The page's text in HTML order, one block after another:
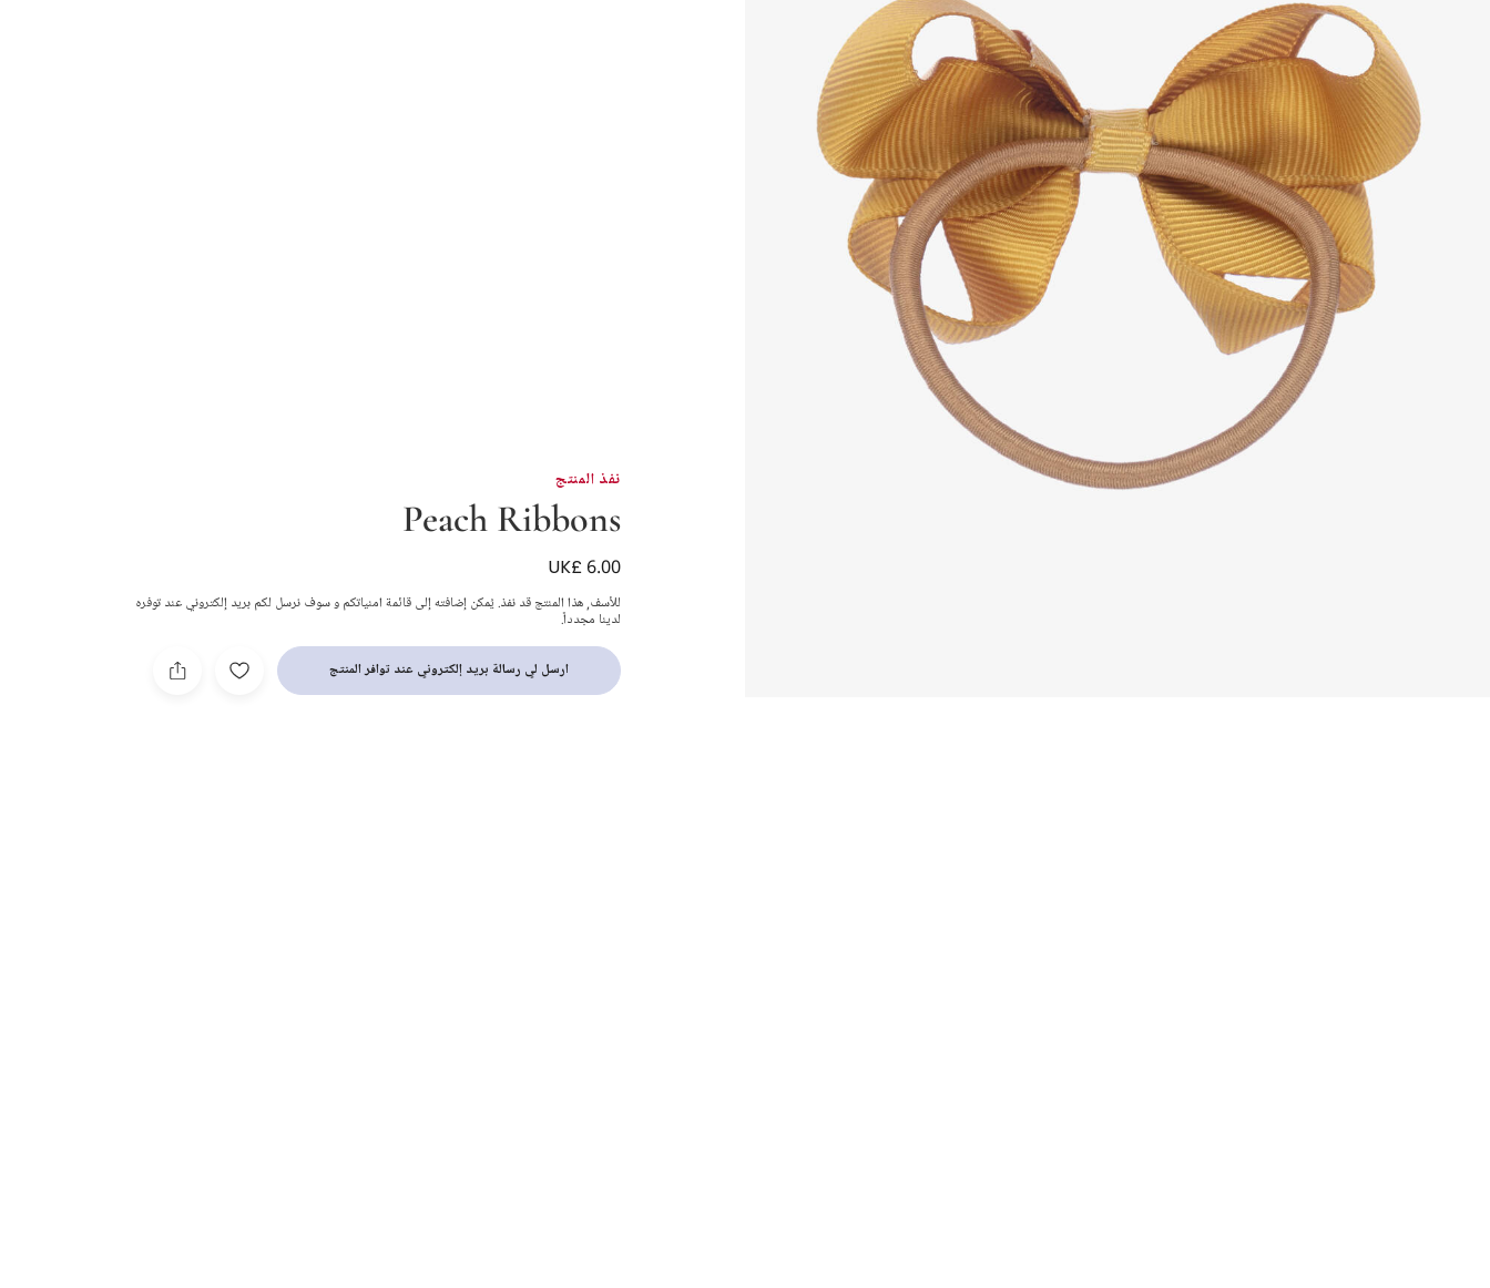
نفذ المنتج
Peach Ribbons
ربطة مطاطية للشعر لون أصفر موتارد للبنات (7 سم)
UK£ 6.00
للأسف, هذا المنتج قد نفذ. يُمكن إضافته إلى قائمة امنياتكم و سوف نرسل لكم بريد إلكتروني عند توفره
لدينا مجدداً.
ارسل لي رسالة بريد إلكتروني عند توافر المنتج